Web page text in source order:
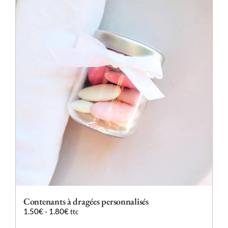
être
choisies
sur
la
page
du
produit
Contenants à dragées personnalisés
1.50€- 1.80€ ttc